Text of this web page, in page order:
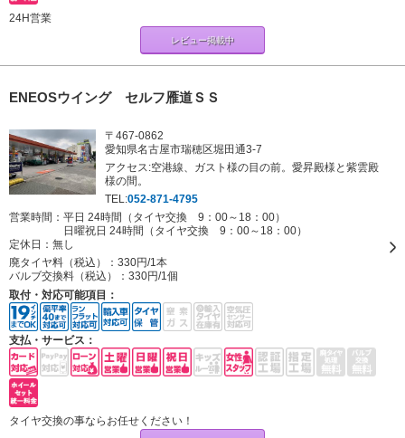
24H営業
レビュー掲載中
ENEOSウイング セルフ雁道ＳＳ
〒467-0862
愛知県名古屋市瑞穂区堀田通3-7
アクセス:空港線、ガスト様の目の前。愛昇殿様と紫雲殿
様の間。
TEL:052-871-4795
営業時間：平日 24時間（タイヤ交換 9：00～18：00）
日曜祝日 24時間（タイヤ交換 9：00～18：00）
定休日： 無し
廃タイヤ料（税込）： 330円/1本
バルブ交換料（税込）： 330円/1個
取付・対応可能項目：
支払・サービス：
タイヤ交換の事ならお任せください！